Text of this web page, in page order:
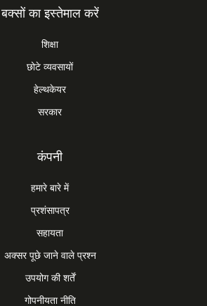
बक्सों का इस्तेमाल करें
शिक्षा
छोटे व्यवसायों
हेल्थकेयर
सरकार
कंपनी
हमारे बारे में
प्रशंसापत्र
सहायता
अक्सर पूछे जाने वाले प्रश्न
उपयोग की शर्तें
गोपनीयता नीति